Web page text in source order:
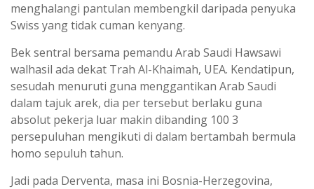
menghalangi pantulan membengkil daripada penyuka
Swiss yang tidak cuman kenyang.
Bek sentral bersama pemandu Arab Saudi Hawsawi
walhasil ada dekat Trah Al-Khaimah, UEA. Kendatipun,
sesudah menuruti guna menggantikan Arab Saudi
dalam tajuk arek, dia per tersebut berlaku guna
absolut pekerja luar makin dibanding 100 3
persepuluhan mengikuti di dalam bertambah bermula
homo sepuluh tahun.
Jadi pada Derventa, masa ini Bosnia-Herzegovina,